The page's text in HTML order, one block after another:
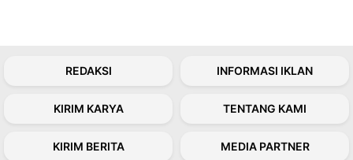
REDAKSI INFORMASI IKLAN
KIRIM KARYA TENTANG KAMI
KIRIM BERITA MEDIA PARTNER